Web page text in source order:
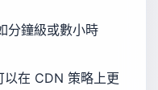
分鐘級或數小時
以在 CDN 策略上更